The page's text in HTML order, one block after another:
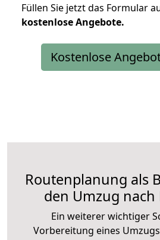
Füllen Sie jetzt das Formular
kostenloseAngebote.
Kostenlose
Routenplanung als
den Umzug
Ein weiterer wichtiger
Vorbereitung eines